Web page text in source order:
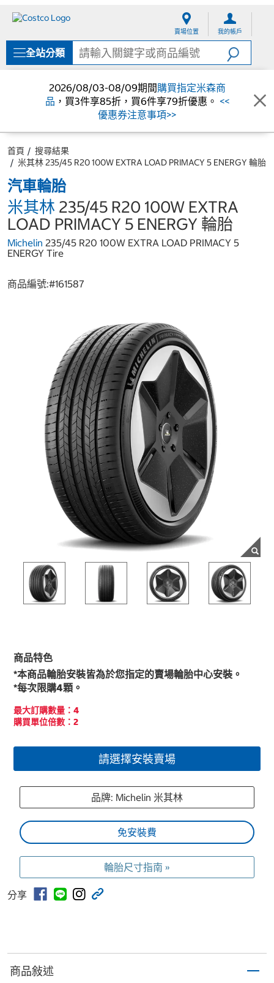
單
賣場位置 我的帳戶
全站分類
2026/08/03-08/09期間購買指定米森商
品 ，買3件享85折，買6件享79折優惠。 <<
優惠券注意事項>>
首頁
搜尋結果
米其林 235/45 R20 100W EXTRA LOAD PRIMACY 5 ENERGY 輪胎
汽車輪胎
米其林 235/45 R20 100W EXTRA
LOAD PRIMACY 5 ENERGY 輪胎
Michelin 235/45 R20 100W EXTRA LOAD PRIMACY 5
ENERGY Tire
商品編號:#161587
商品特色
*本商品輪胎安裝皆為於您指定的賣場輪胎中心安裝。
*每次限購4顆。
最大訂購數量：4
購買單位倍數：2
請選擇安裝賣場
品牌: Michelin 米其林
免安裝費
輪胎尺寸指南 »
分享
商品敍述